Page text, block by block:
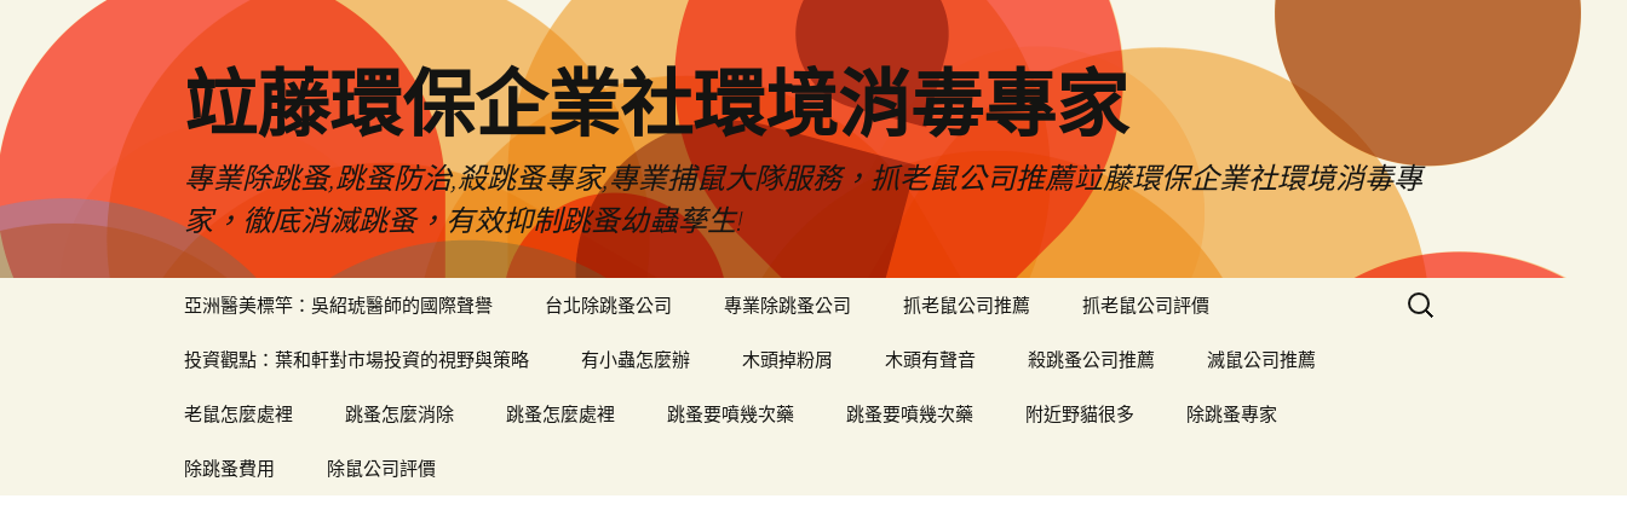
竝藤環保企業社環境消毒專家
專業除跳蚤,跳蚤防治,殺跳蚤專家,專業捕鼠大隊服務，抓老鼠公司推薦竝藤環保企業社環境消毒專
家，徹底消滅跳蚤，有效抑制跳蚤幼蟲孳生!
亞洲醫美標竿：吳紹琥醫師的國際聲譽 台北除跳蚤公司 專業除跳蚤公司 抓老鼠公司推薦 抓老鼠公司評價
投資觀點：葉和軒對市場投資的視野與策略 有小蟲怎麼辦 木頭掉粉屑 木頭有聲音 殺跳蚤公司推薦 滅鼠公司推薦
老鼠怎麼處裡 跳蚤怎麼消除 跳蚤怎麼處裡 跳蚤要噴幾次藥 跳蚤要噴幾次藥 附近野貓很多 除跳蚤專家
除跳蚤費用 除鼠公司評價
搜
尋